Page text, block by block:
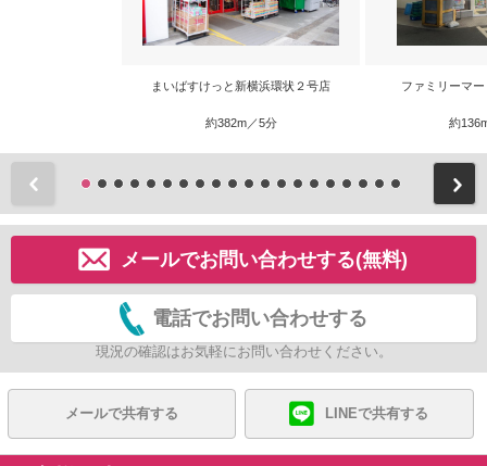
まいばすけっと新横浜環状２号店
約382m／5分
ファミリーマ
約
メールでお問い合わせする(無料)
電話でお問い合わせする
現況の確認はお気軽にお問い合わせください。
メールで共有する LINEで共有する